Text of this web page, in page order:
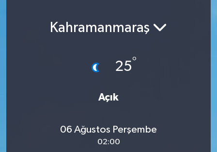
Kahramanmaraş
25°
Açık
06 Ağustos Perşembe
02:00